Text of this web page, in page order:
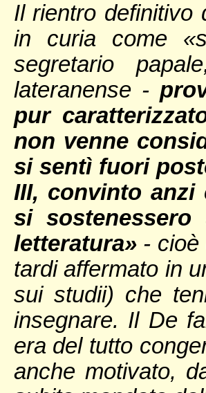
Il rientro definitivo
in curia come
segretario
lateranense -
pur
non venne
si sentì fuori
III, convinto anzi
si
letteratura»- cioè
tardi affermato in
sui studii) che
insegnare. Il De
era del tutto
anche motivato,